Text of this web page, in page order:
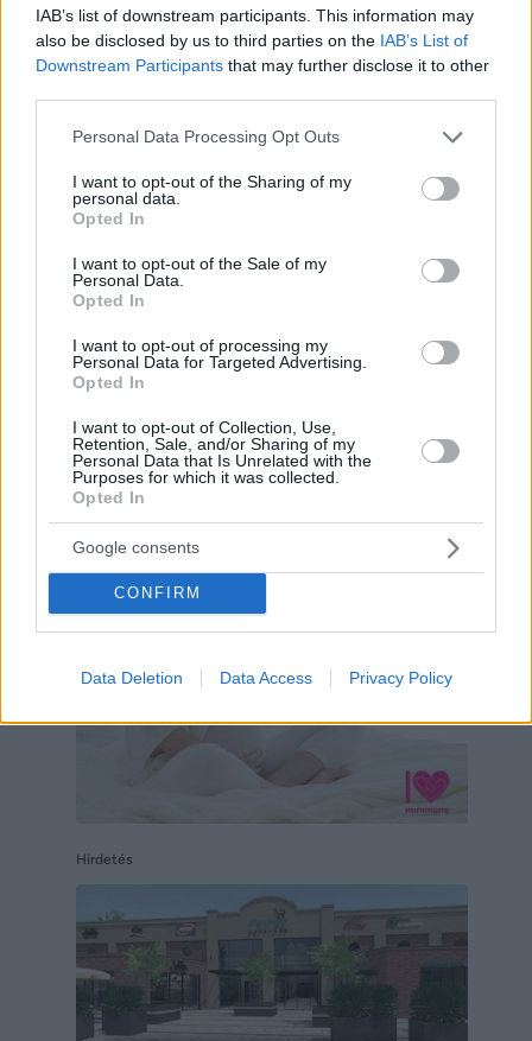
IAB’s list of downstream participants. This information may
also be disclosed by us to third parties on the IAB’s List of
Downstream Participants that may further disclose it to other
Please note that this website/app uses one or more Google
not limited to your visit or usage behaviour. You may click to
grant or deny consent to Google and its third-party tags to
use your data for below specified purposes in below Google
consent section.
Personal Data Processing Opt Outs
I want to opt-out of the Sharing of my
personal data.
Opted In
I want to opt-out of the Sale of my
Personal Data.
Opted In
I want to opt-out of processing my
Personal Data for Targeted Advertising.
Opted In
I want to opt-out of Collection, Use,
Retention, Sale, and/or Sharing of my
Personal Data that Is Unrelated with the
Purposes for which it was collected.
Opted In
Google consents
CONFIRM
Data Deletion Data Access Privacy Policy
Reddit Telegram
Email
Hirdetés
Hirdetés